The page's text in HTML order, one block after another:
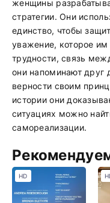
женщины
стратегии. Они
единство, чтобы
уважение, которое
трудности, связь
они напоминают друг
верности своим
истории они
ситуациях можно
самореализации.
HD